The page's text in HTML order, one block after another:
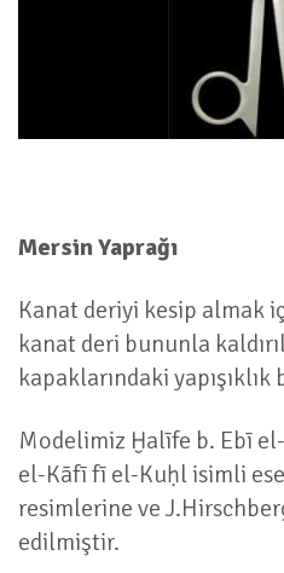
Mersin Yaprağı
Kanat deriyi kesip almak
kanat deri bununla
kapaklarındaki
Modelimiz Ḫalīfe b. Ebī
el-Kāfī fī el-Kuḥl isimli
resimlerine ve
edilmiştir.